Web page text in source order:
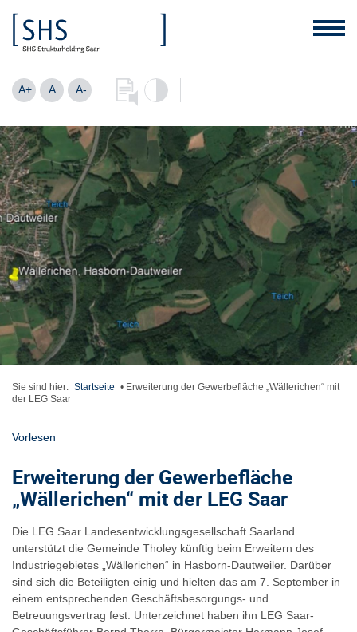
A+ A A-
Sie sind hier: Startseite • Erweiterung der Gewerbefläche „Wällerichen“ mit
der LEG Saar
Vorlesen
Erweiterung der Gewerbefläche
„Wällerichen“ mit der LEG Saar
Die LEG Saar Landesentwicklungsgesellschaft Saarland
unterstützt die Gemeinde Tholey künftig beim Erweitern des
Industriegebietes „Wällerichen“ in Hasborn-Dautweiler. Darüber
sind sich die Beteiligten einig und hielten das am 7. September in
einem entsprechenden Geschäftsbesorgungs- und
Betreuungsvertrag fest. Unterzeichnet haben ihn LEG Saar-